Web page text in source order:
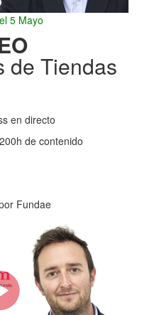
5 Mayo
de Tiendas
en directo
de contenido
Fundae